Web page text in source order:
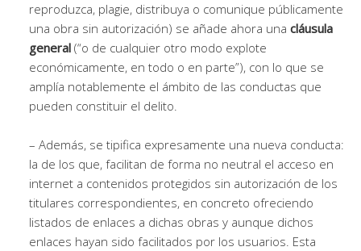
reproduzca, plagie, distribuya o comunique públicamente
una obra sin autorización) se añade ahora una cláusula
general (“o de cualquier otro modo explote
económicamente, en todo o en parte”), con lo que se
amplía notablemente el ámbito de las conductas que
pueden constituir el delito.
– Además, se tipifica expresamente una nueva conducta:
la de los que, facilitan de forma no neutral el acceso en
internet a contenidos protegidos sin autorización de los
titulares correspondientes, en concreto ofreciendo
listados de enlaces a dichas obras y aunque dichos
enlaces hayan sido facilitados por los usuarios. Esta